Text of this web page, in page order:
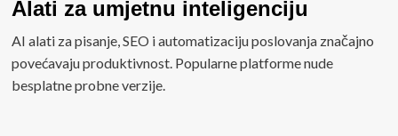
Alati za umjetnu inteligenciju
AI alati za pisanje, SEO i automatizaciju poslovanja značajno
povećavaju produktivnost. Popularne platforme nude
besplatne probne verzije.